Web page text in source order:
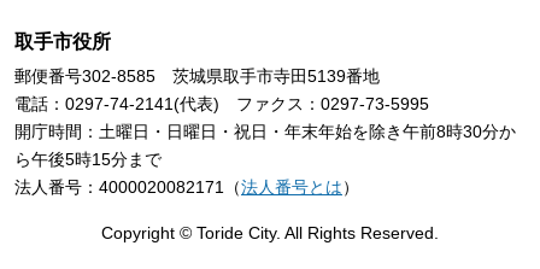
取手市役所
郵便番号302-8585 茨城県取手市寺田5139番地
電話：0297-74-2141(代表) ファクス：0297-73-5995
開庁時間：土曜日・日曜日・祝日・年末年始を除き午前8時30分か
ら午後5時15分まで
法人番号：4000020082171（法人番号とは）
Copyright © Toride City. All Rights Reserved.